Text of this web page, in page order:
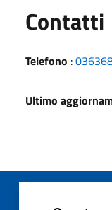
Contatti
Telefono :
Ultimo